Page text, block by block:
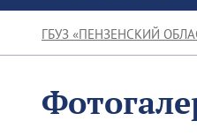
ГБУЗ «ПЕНЗЕНСКИЙ